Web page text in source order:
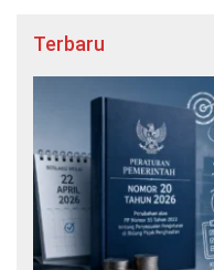
Terbaru